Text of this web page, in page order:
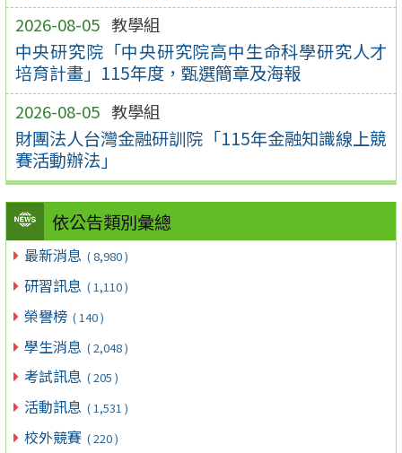
2026-08-05 教學組
中央研究院「中央研究院高中生命科學研究人才
培育計畫」115年度，甄選簡章及海報
2026-08-05 教學組
財團法人台灣金融研訓院「115年金融知識線上競
賽活動辦法」
依公告類別彙總
最新消息 ( 8,980 )
研習訊息 ( 1,110 )
榮譽榜 ( 140 )
學生消息 ( 2,048 )
考試訊息 ( 205 )
活動訊息 ( 1,531 )
校外競賽 ( 220 )